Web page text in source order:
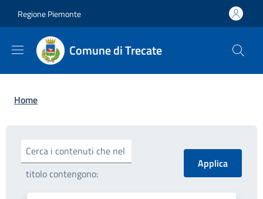
Regione Piemonte
Comune di Trecate
Briciole di pane
Home
Cerca i contenuti che nel
titolo contengono: